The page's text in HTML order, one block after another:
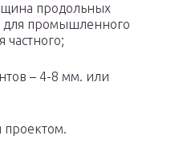
продольных
для промышленного
частного;
– 4-8 мм. или
проектом.